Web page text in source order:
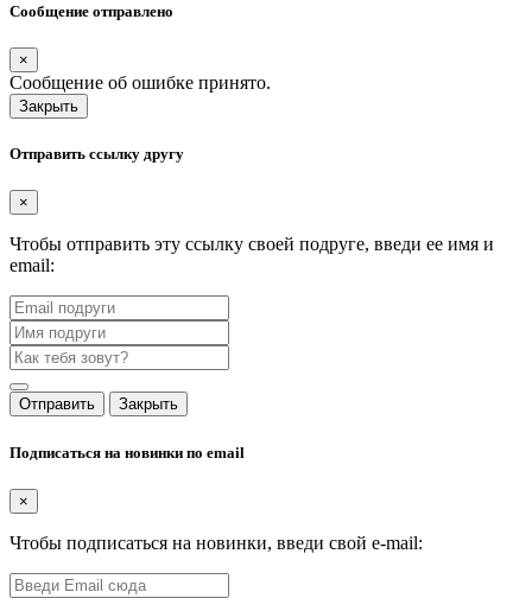
Сообщение отправлено
×
Сообщение об ошибке принято.
Закрыть
Отправить ссылку другу
×
Чтобы отправить эту ссылку своей подруге, введи ее имя и
email:
Отправить Закрыть
Подписаться на новинки по email
×
Чтобы подписаться на новинки, введи свой e-mail: